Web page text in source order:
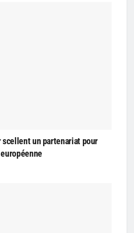
scellent un partenariat pour